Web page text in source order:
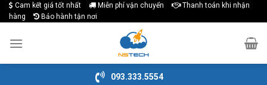
Skip
to
content
Cam kết giá tốt nhất Miễn phí vận chuyển
Thanh toán khi nhận
hàng
Bảo hành tận nơi
093.333.5554